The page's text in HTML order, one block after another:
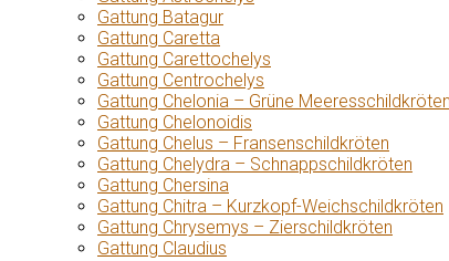
Gattung Batagur
Gattung Caretta
Gattung Carettochelys
Gattung Centrochelys
Gattung Chelonia – Grüne Meeresschildkröten
Gattung Chelonoidis
Gattung Chelus – Fransenschildkröten
Gattung Chelydra – Schnappschildkröten
Gattung Chersina
Gattung Chitra – Kurzkopf-Weichschildkröten
Gattung Chrysemys – Zierschildkröten
Gattung Claudius